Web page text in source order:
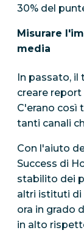
30% del
Misurare
media
In passato, il
creare
C'erano così
tanti canali
Con l'aiuto
Success di
stabilito dei
altri istituti di
ora in grado
in alto